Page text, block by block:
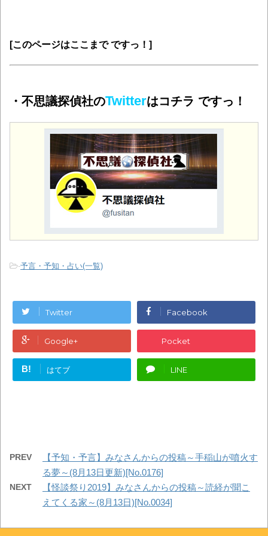
[このページはここまで ですっ！]
・不思議探偵社のTwitterはコチラ ですっ！
-予言・予知・占い(一覧)
Twitter Facebook
Google+ Pocket
B! はてブ LINE
PREV
【予知・予言】みなさんからの投稿～手稲山が噴火す
る夢～(8月13日更新)[No.0176]
NEXT
【怪談祭り2019】みなさんからの投稿～読経が聞こ
えてくる家～(8月13日)[No.0034]